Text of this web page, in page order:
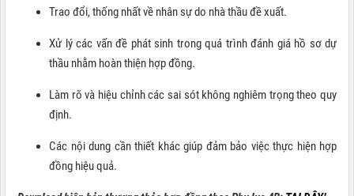
Trao đổi, thống nhất về nhân sự do nhà thầu đề xuất.
Xử lý các vấn đề phát sinh trong quá trình đánh giá hồ sơ dự
thầu nhằm hoàn thiện hợp đồng.
Làm rõ và hiệu chỉnh các sai sót không nghiêm trọng theo quy
định.
Các nội dung cần thiết khác giúp đảm bảo việc thực hiện hợp
đồng hiệu quả.